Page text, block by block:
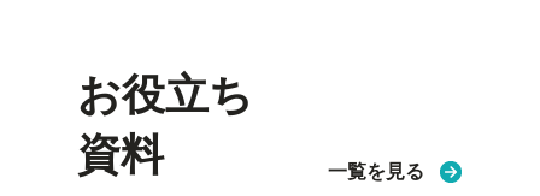
お役立ち
資料
一覧を見る